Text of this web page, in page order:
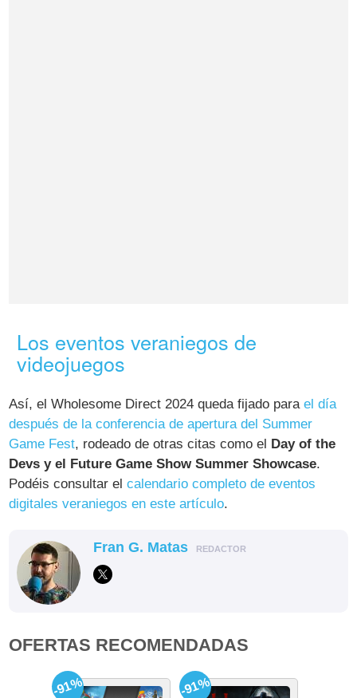
Los eventos veraniegos de
videojuegos
Así, el Wholesome Direct 2024 queda fijado parael día
después de la conferencia de apertura del Summer
Game Fest, rodeado de otras citas como el
Day of the
Devs y el Future Game Show Summer Showcase.
Podéis consultar elcalendario completo de eventos
digitales veraniegos en este artículo.
Fran G. Matas REDACTOR
OFERTAS RECOMENDADAS
-91% -91%